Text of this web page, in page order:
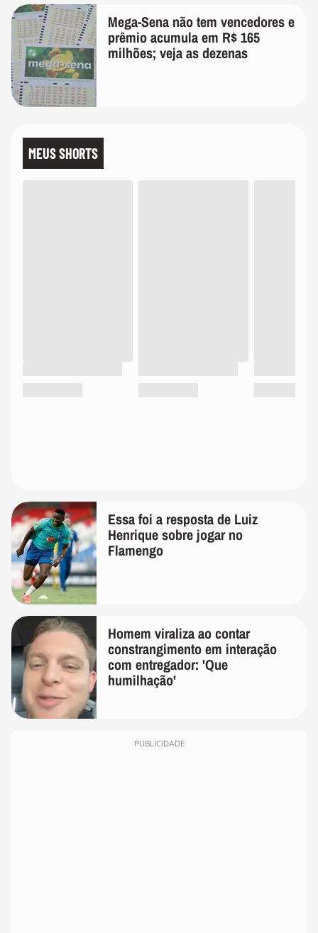
Mega-Sena não tem vencedores e
prêmio acumula em R$ 165
milhões; veja as dezenas
MEUS SHORTS
Essa foi a resposta de Luiz
Henrique sobre jogar no
Flamengo
Homem viraliza ao contar
constrangimento em interação
com entregador: 'Que
humilhação'
PUBLICIDADE